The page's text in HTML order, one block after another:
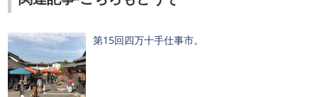
第15回四万十手仕事市。